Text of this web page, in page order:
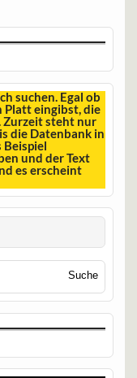
suchen. Egal ob
Platt eingibst, die
Zurzeit steht nur
die Datenbank in
Beispiel
und der Text
es erscheint
Suche